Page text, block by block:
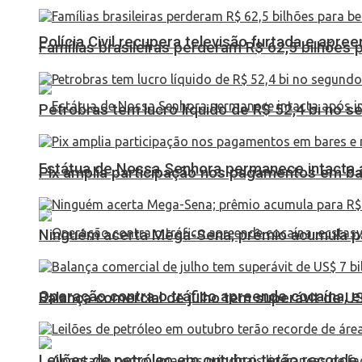
Polícia Civil recupera televisão furtada e
Estátua de Nossa Senhora permanece
Operação contra o tráfico apreende cocaína,
Famílias brasileiras perderam R$ 62,5 bilhões
Petrobras tem lucro líquido de R$ 52,4 bi no
Pix amplia participação nos pagamentos em
Ninguém acerta Mega-Sena; prêmio acumula
Balança comercial de julho tem superávit de